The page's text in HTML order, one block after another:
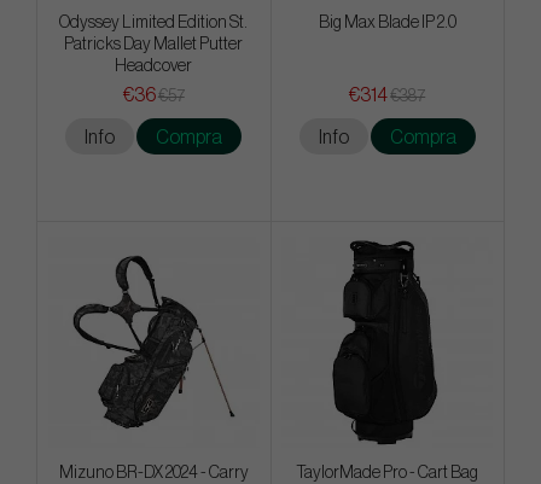
Odyssey Limited Edition St.
Patricks Day Mallet Putter
Headcover
€36€57
Info Compra
Big Max Blade IP 2.0
€314€387
Info Compra
Mizuno BR-DX 2024 - Carry
TaylorMade Pro - Cart Bag